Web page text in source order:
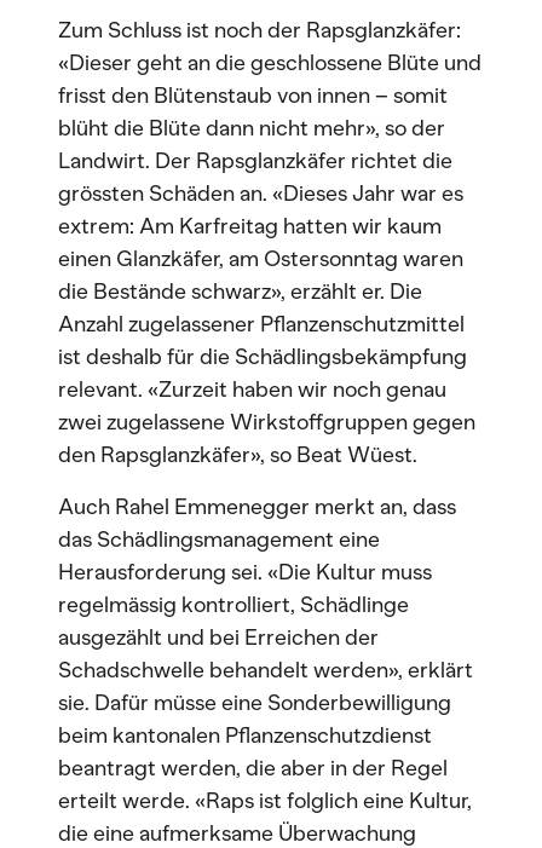
Zum Schluss ist noch der Rapsglanzkäfer:
«Dieser geht an die geschlossene Blüte und
frisst den Blütenstaub von innen – somit
blüht die Blüte dann nicht mehr», so der
Landwirt. Der Rapsglanzkäfer richtet die
grössten Schäden an. «Dieses Jahr war es
extrem: Am Karfreitag hatten wir kaum
einen Glanzkäfer, am Ostersonntag waren
die Bestände schwarz», erzählt er. Die
Anzahl zugelassener Pflanzenschutzmittel
ist deshalb für die Schädlingsbekämpfung
relevant. «Zurzeit haben wir noch genau
zwei zugelassene Wirkstoffgruppen gegen
den Rapsglanzkäfer», so Beat Wüest.
Auch Rahel Emmenegger merkt an, dass
das Schädlingsmanagement eine
Herausforderung sei. «Die Kultur muss
regelmässig kontrolliert, Schädlinge
ausgezählt und bei Erreichen der
Schadschwelle behandelt werden», erklärt
sie. Dafür müsse eine Sonderbewilligung
beim kantonalen Pflanzenschutzdienst
beantragt werden, die aber in der Regel
erteilt werde. «Raps ist folglich eine Kultur,
die eine aufmerksame Überwachung